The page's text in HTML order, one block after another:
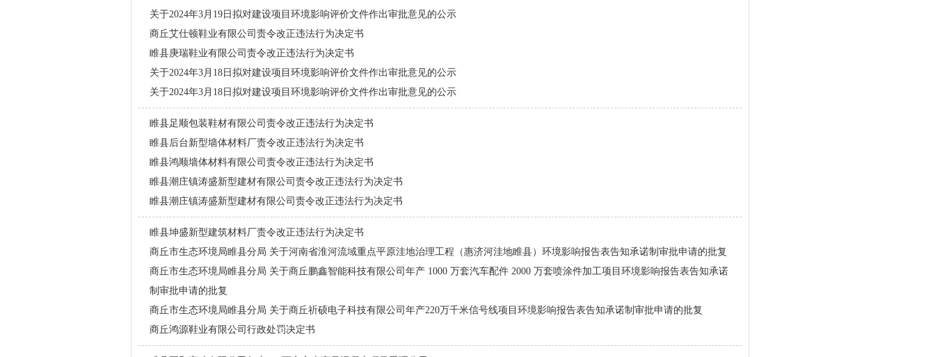
关于2024年3月19日拟对建设项目环境影响评价文件作出审批意见的公示
商丘艾仕顿鞋业有限公司责令改正违法行为决定书
睢县庚瑞鞋业有限公司责令改正违法行为决定书
关于2024年3月18日拟对建设项目环境影响评价文件作出审批意见的公示
关于2024年3月18日拟对建设项目环境影响评价文件作出审批意见的公示
睢县足顺包装鞋材有限公司责令改正违法行为决定书
睢县后台新型墙体材料厂责令改正违法行为决定书
睢县鸿顺墙体材料有限公司责令改正违法行为决定书
睢县潮庄镇涛盛新型建材有限公司责令改正违法行为决定书
睢县潮庄镇涛盛新型建材有限公司责令改正违法行为决定书
睢县坤盛新型建筑材料厂责令改正违法行为决定书
商丘市生态环境局睢县分局 关于河南省淮河流域重点平原洼地治理工程（惠济河洼地睢县）环境影响报告表告知承诺制审批申请的批复
商丘市生态环境局睢县分局 关于商丘鹏鑫智能科技有限公司年产 1000 万套汽车配件 2000 万套喷涂件加工项目环境影响报告表告知承诺
制审批申请的批复
商丘市生态环境局睢县分局 关于商丘祈硕电子科技有限公司年产220万千米信号线项目环境影响报告表告知承诺制审批申请的批复
商丘鸿源鞋业有限公司行政处罚决定书